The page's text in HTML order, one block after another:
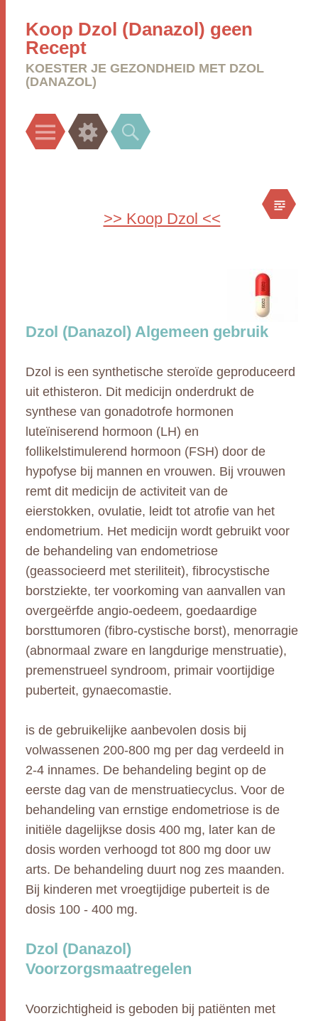
Koop Dzol (Danazol) geen
Recept
KOESTER JE GEZONDHEID MET DZOL
(DANAZOL)
Menu Widgets Search
>> Koop Dzol <<
Dzol (Danazol) Algemeen gebruik
Dzol is een synthetische steroïde geproduceerd
uit ethisteron. Dit medicijn onderdrukt de
synthese van gonadotrofe hormonen
luteïniserend hormoon (LH) en
follikelstimulerend hormoon (FSH) door de
hypofyse bij mannen en vrouwen. Bij vrouwen
remt dit medicijn de activiteit van de
eierstokken, ovulatie, leidt tot atrofie van het
endometrium. Het medicijn wordt gebruikt voor
de behandeling van endometriose
(geassocieerd met steriliteit), fibrocystische
borstziekte, ter voorkoming van aanvallen van
overgeërfde angio-oedeem, goedaardige
borsttumoren (fibro-cystische borst), menorragie
(abnormaal zware en langdurige menstruatie),
premenstrueel syndroom, primair voortijdige
puberteit, gynaecomastie.
is de gebruikelijke aanbevolen dosis bij
volwassenen 200-800 mg per dag verdeeld in
2-4 innames. De behandeling begint op de
eerste dag van de menstruatiecyclus. Voor de
behandeling van ernstige endometriose is de
initiële dagelijkse dosis 400 mg, later kan de
dosis worden verhoogd tot 800 mg door uw
arts. De behandeling duurt nog zes maanden.
Bij kinderen met vroegtijdige puberteit is de
dosis 100 - 400 mg.
Dzol (Danazol)
Voorzorgsmaatregelen
Voorzichtigheid is geboden bij patiënten met